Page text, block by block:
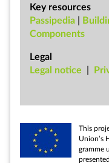
Key resources
Passipedia |
Components
Legal
Leg­al no­tice |
This
Uni­on’s
gramme